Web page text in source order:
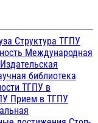
Структура ТГПУ
Международная
Издательская
библиотека
ТГПУ в
Прием в ТГПУ